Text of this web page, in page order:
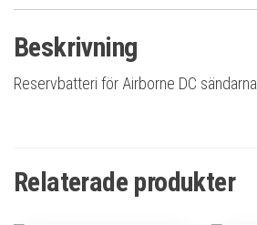
Beskrivning
Reservbatteri för Airborne DC sändarna.
Relaterade produkter